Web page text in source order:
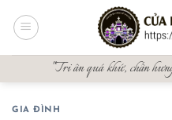
qua
"Tri ân quá khứ, chấn
GIA ĐÌNH